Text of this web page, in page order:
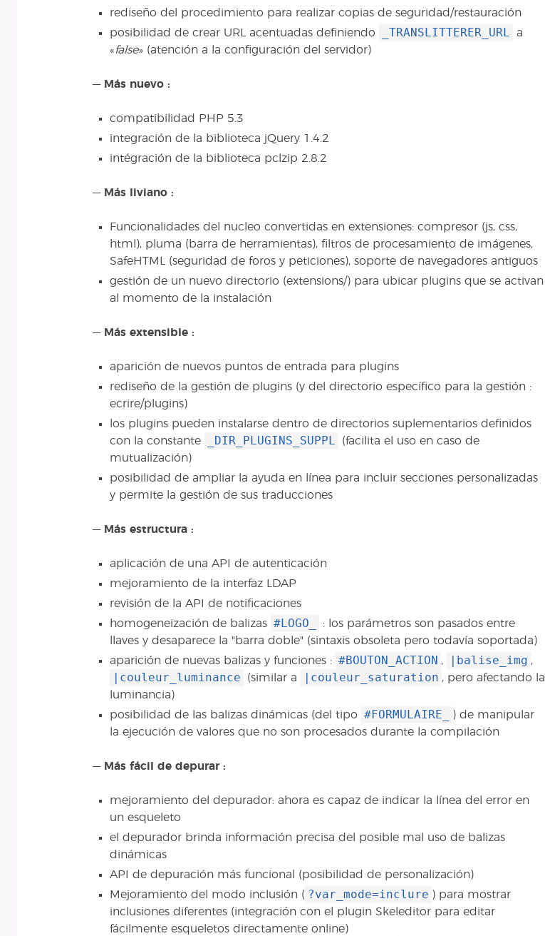
rediseño del procedimiento para realizar copias de seguridad/restauración
posibilidad de crear URL acentuadas definiendo
_TRANSLITTERER_URL
a
«false» (atención a la configuración del servidor)
— Más nuevo :
compatibilidad PHP 5.3
integración de la biblioteca jQuery 1.4.2
intégración de la biblioteca pclzip 2.8.2
— Más liviano :
Funcionalidades del nucleo convertidas en extensiones: compresor (js, css,
html), pluma (barra de herramientas), filtros de procesamiento de imágenes,
SafeHTML (seguridad de foros y peticiones), soporte de navegadores antiguos
gestión de un nuevo directorio (extensions/) para ubicar plugins que se activan
al momento de la instalación
— Más extensible :
aparición de nuevos puntos de entrada para plugins
rediseño de la gestión de plugins (y del directorio específico para la gestión :
ecrire/plugins)
los plugins pueden instalarse dentro de directorios suplementarios definidos
con la constante
_DIR_PLUGINS_SUPPL
(facilita el uso en caso de
mutualización)
posibilidad de ampliar la ayuda en línea para incluir secciones personalizadas
y permite la gestión de sus traducciones
— Más estructura :
aplicación de una API de autenticación
mejoramiento de la interfaz LDAP
revisión de la API de notificaciones
homogeneización de balizas #LOGO_
: los parámetros son pasados entre
llaves y desaparece la "barra doble" (sintaxis obsoleta pero todavía soportada)
aparición de nuevas balizas y funciones : #BOUTON_ACTION , |balise_img ,
|couleur_luminance (similar a |couleur_saturation , pero afectando la
luminancia)
posibilidad de las balizas dinámicas (del tipo
#FORMULAIRE_
) de manipular
la ejecución de valores que no son procesados durante la compilación
— Más fácil de depurar :
mejoramiento del depurador: ahora es capaz de indicar la línea del error en
un esqueleto
el depurador brinda información precisa del posible mal uso de balizas
dinámicas
API de depuración más funcional (posibilidad de personalización)
Mejoramiento del modo inclusión ( ?var_mode=inclure ) para mostrar
inclusiones diferentes (integración con el plugin Skeleditor para editar
fácilmente esqueletos directamente online)